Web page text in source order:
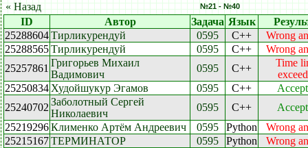
« Назад №21 - №40
ID Автор Задача Язык
25288604Тирликурендуй 0595 C++
Wrong
25288565Тирликурендуй 0595 C++
Wrong
25257861 Григорьев Михаил
Вадимович
0595 C++
Time
25250834 Худойшукур Эгамов 0595 C++
25240702 Заболотный Сергей
Николаевич
0595 C++
25219296Клименко Артём Андреевич 0595 Python
Wrong
25215167ТЕРМИНАТОР 0595 Python
Wrong